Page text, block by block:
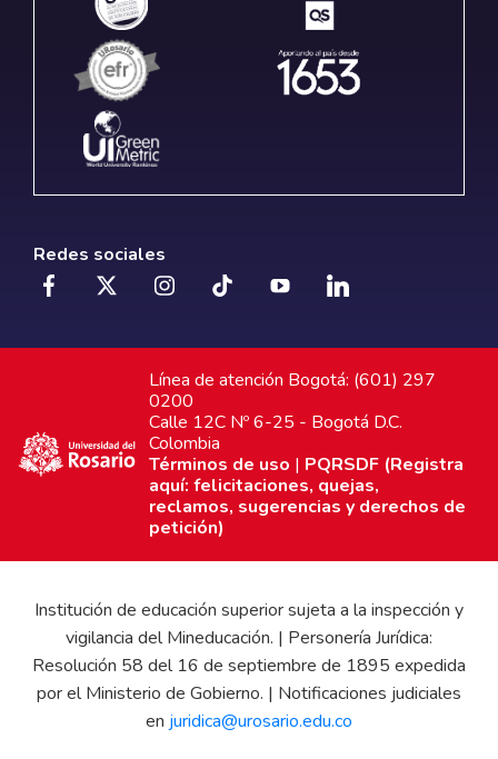
Redes sociales
Línea de atención Bogotá: (601) 297
0200
Calle 12C Nº 6-25 - Bogotá D.C.
Colombia
Términos de uso | PQRSDF (Registra
aquí: felicitaciones, quejas,
reclamos, sugerencias y derechos de
petición)
Institución de educación superior sujeta a la inspección y
vigilancia del Mineducación. | Personería Jurídica:
Resolución 58 del 16 de septiembre de 1895 expedida
por el Ministerio de Gobierno. | Notificaciones judiciales
en juridica@urosario.edu.co